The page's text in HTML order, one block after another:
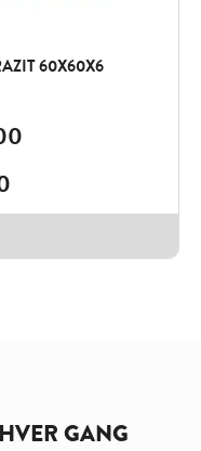
60X60X6
GANG